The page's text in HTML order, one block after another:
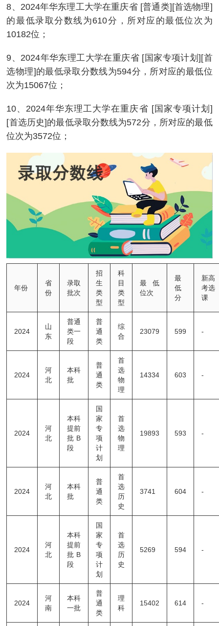
8、2024年华东理工大学在重庆省 [普通类][首选物理]
的最低录取分数线为610分，所对应的最低位次为
10182位；
9、2024年华东理工大学在重庆省 [国家专项计划][首
选物理]的最低录取分数线为594分，所对应的最低位
次为15067位；
10、2024年华东理工大学在重庆省 [国家专项计划]
[首选历史]的最低录取分数线为572分，所对应的最低
位次为3572位；
年份
省
份
录取
批次
招
生
类
型
科
目
类
型
最低
位次
最
低
分
新高
考选
课
2024
山
东
普通
类一
段
普
通
类
综
合
23079 599 -
2024
河
北
本科
批
普
通
类
首
选
物
理
14334 603 -
2024
河
北
本科
提前
批B
段
国
家
专
项
计
划
首
选
物
理
19893 593 -
2024
河
北
本科
批
普
通
类
首
选
历
史
3741 604 -
2024
河
北
本科
提前
批B
段
国
家
专
项
计
划
首
选
历
史
5269 594 -
2024
河
南
本科
一批
普
通
类
理
科
15402 614 -